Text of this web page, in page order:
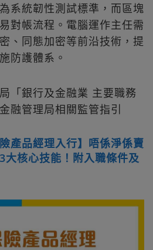
系統韌性測試標準，而區塊
對帳流程。電腦運作主任需
、同態加密等前沿技術，提
防護體系。
「銀行及金融業 主要職務
融管理局相關監管指引
產品經理入行】唔係淨係賣
大核心技能！附入職條件及